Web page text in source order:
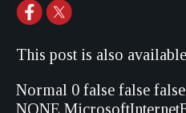
This post is also
Normal 0 false false false
NONE